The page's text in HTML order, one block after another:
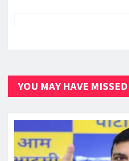
YOU MAY HAVE MISSED